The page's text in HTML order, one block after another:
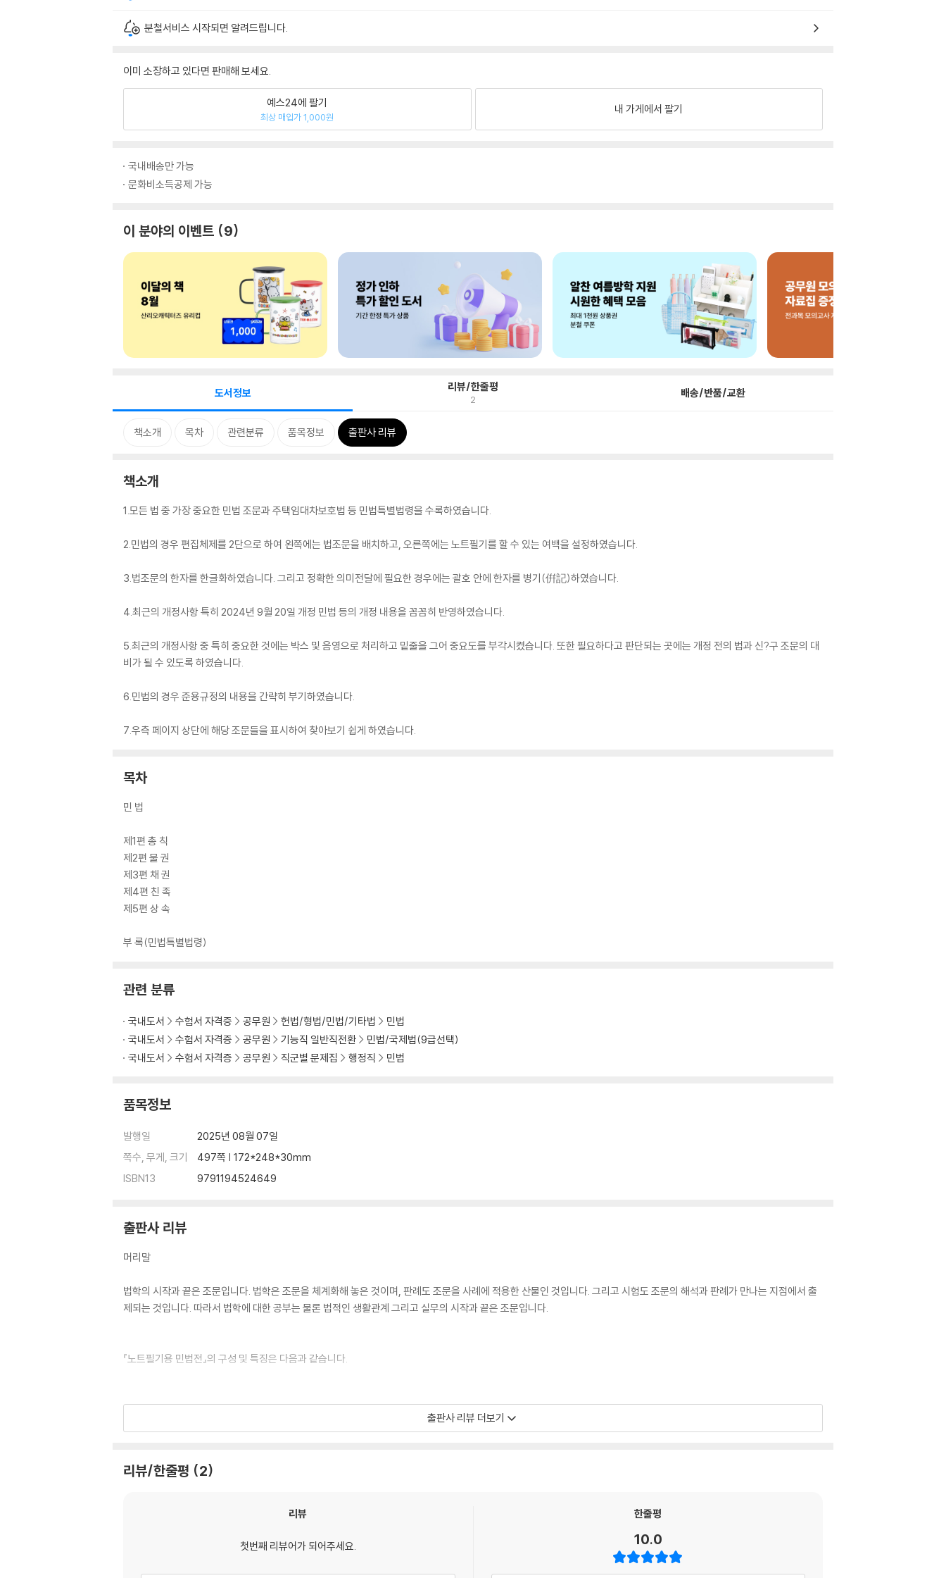
분철서비스 시작되면 알려드립니다.
이미 소장하고 있다면 판매해 보세요.
예스24에 팔기
최상 매입가 1,000원
내 가게에서 팔기
국내배송만 가능
문화비소득공제 가능
이 분야의 이벤트 9
도서정보 리뷰/한줄평
2 배송/반품/교환
책소개 목차 관련분류 품목정보 출판사 리뷰
책소개
1.모든 법 중 가장 중요한 민법 조문과 주택임대차보호법 등 민법특별법령을 수록하였습니다.
2.민법의 경우 편집체제를 2단으로 하여 왼쪽에는 법조문을 배치하고, 오른쪽에는 노트필기를 할 수 있는 여백을 설정하였습니다.
3.법조문의 한자를 한글화하였습니다. 그리고 정확한 의미전달에 필요한 경우에는 괄호 안에 한자를 병기(倂記)하였습니다.
4.최근의 개정사항 특히 2024년 9월 20일 개정 민법 등의 개정 내용을 꼼꼼히 반영하였습니다.
5.최근의 개정사항 중 특히 중요한 것에는 박스 및 음영으로 처리하고 밑줄을 그어 중요도를 부각시켰습니다. 또한 필요하다고 판단되는 곳에는 개정 전의 법과 신?구 조문의 대
비가 될 수 있도록 하였습니다.
6.민법의 경우 준용규정의 내용을 간략히 부기하였습니다.
7.우측 페이지 상단에 해당 조문들을 표시하여 찾아보기 쉽게 하였습니다.
목차
민 법
제1편 총 칙
제2편 물 권
제3편 채 권
제4편 친 족
제5편 상 속
부 록(민법특별법령)
관련 분류
국내도서 수험서 자격증 공무원 헌법/형법/민법/기타법
민법
국내도서
수험서 자격증 공무원 기능직 일반직전환
민법/국제법(9급선택)
국내도서
수험서 자격증 공무원 직군별 문제집 행정직 민법
품목정보
발행일
2025년 08월 07일
쪽수, 무게, 크기
497쪽 | 172*248*30mm
ISBN13
9791194524649
출판사 리뷰
머리말
법학의 시작과 끝은 조문입니다. 법학은 조문을 체계화해 놓은 것이며, 판례도 조문을 사례에 적용한 산물인 것입니다. 그리고 시험도 조문의 해석과 판례가 만나는 지점에서 출
제되는 것입니다. 따라서 법학에 대한 공부는 물론 법적인 생활관계 그리고 실무의 시작과 끝은 조문입니다.
『노트필기용 민법전』의 구성 및 특징은 다음과 같습니다.
1.모든 법 중 가장 중요한 민법 조문과 주택임대차보호법 등 민법특별법령을 수록하였습니다.
3.법조문의 한자를 한글화하였습니다. 그리고 정확한 의미전달에 필요한 경우에는 괄호 안에 한자를 병기(倂記)하였습니다.
출판사 리뷰 더보기
리뷰/한줄평 2
리뷰
첫번째 리뷰어가 되어주세요.
한줄평
10.0